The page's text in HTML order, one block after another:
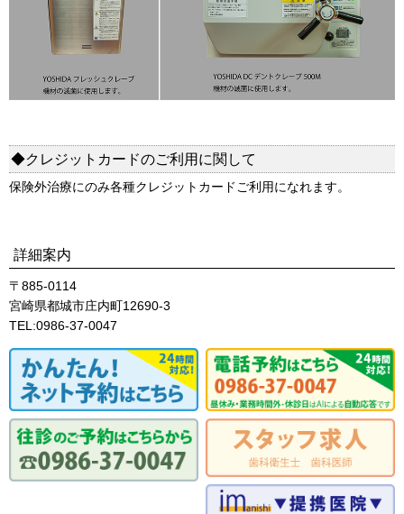
◆クレジットカードのご利用に関して
保険外治療にのみ各種クレジットカードご利用になれます。
詳細案内
〒885-0114
宮崎県都城市庄内町12690-3
TEL:0986-37-0047